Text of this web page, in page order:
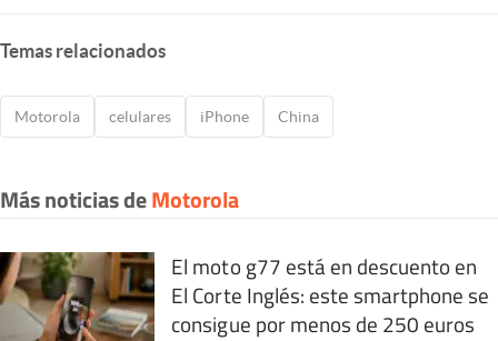
Temas relacionados
Motorola celulares iPhone China
Más noticias deMotorola
El moto g77 está en descuento en
El Corte Inglés: este smartphone se
consigue por menos de 250 euros